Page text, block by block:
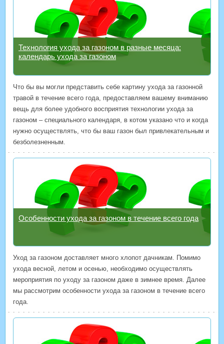
Технология ухода за газоном в разные месяца:
календарь ухода за газоном
Что бы вы могли представить себе картину ухода за газонной
травой в течение всего года, предоставляем вашему вниманию
вещь для более удобного восприятия технологии ухода за
газоном – специального календаря, в котом указано что и когда
нужно осуществлять, что бы ваш газон был привлекательным и
безболезненным.
Особенности ухода за газоном в течение всего года
Уход за газоном доставляет много хлопот дачникам. Помимо
ухода весной, летом и осенью, необходимо осуществлять
мероприятия по уходу за газоном даже в зимнее время. Далее
мы рассмотрим особенности ухода за газоном в течение всего
года.